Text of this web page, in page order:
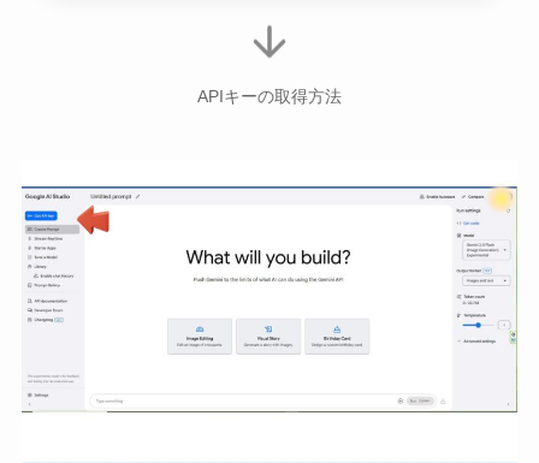
APIキーの取得方法